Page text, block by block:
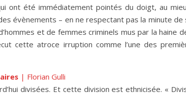
ont été immédiatement pointés du doigt, au
évènements – en ne respectant pas la minute de
et de femmes criminels mus par la haine
cette atroce irruption comme l’une des
| Florian Gulli
divisées. Et cette division est ethnicisée. «